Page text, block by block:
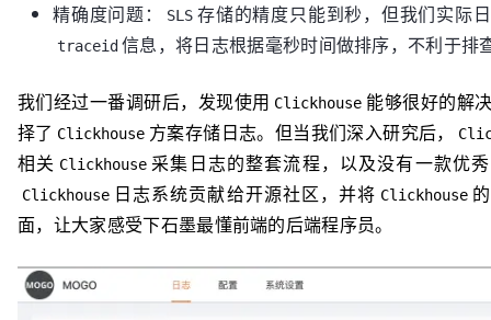
精确度问题： SLS 存储的精度只能到秒，但我们实际
traceid 信息，将日志根据毫秒时间做排序，不利于排
我们经过一番调研后，发现使用 Clickhouse 能够很好的解
择了 Clickhouse 方案存储日志。但当我们深入研究后，
相关 Clickhouse 采集日志的整套流程，以及没有一款优
Clickhouse 日志系统贡献给开源社区，并将 Clickhouse
面，让大家感受下石墨最懂前端的后端程序员。